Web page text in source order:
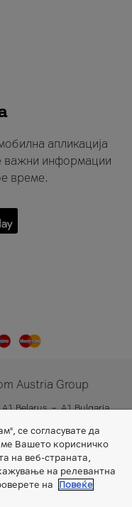
апликација
важни информации
време.
Austria Group
A1 Belarus
A1 Bulgaria
се согласувате да
Вашето корисничко
на веб-страната,
на релевантна
на
Повеќе